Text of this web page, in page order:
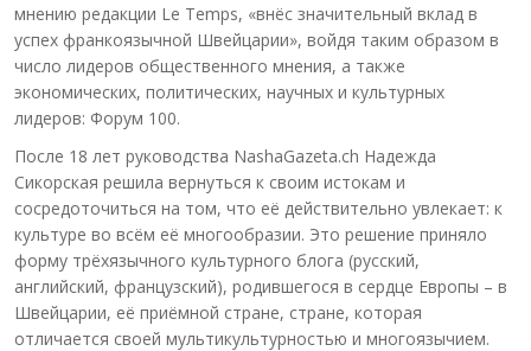
мнению редакции Le Temps, «внёс значительный вклад в
успех франкоязычной Швейцарии», войдя таким образом в
число лидеров общественного мнения, а также
экономических, политических, научных и культурных
лидеров: Форум 100.
После 18 лет руководства NashaGazeta.ch Надежда
Сикорская решила вернуться к своим истокам и
сосредоточиться на том, что её действительно увлекает: к
культуре во всём её многообразии. Это решение приняло
форму трёхязычного культурного блога (русский,
английский, французский), родившегося в сердце Европы – в
Швейцарии, её приёмной стране, стране, которая
отличается своей мультикультурностью и многоязычием.